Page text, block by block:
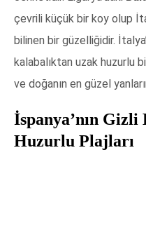
çevrili küçük bir koy olup
bilinen bir güzelliğidir.
kalabalıktan uzak huzurlu
ve doğanın en güzel
İspanya’nın Gizli
Huzurlu Plajları